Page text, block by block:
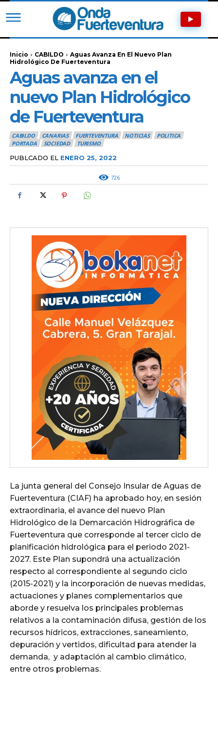
Inicio CABILDO
Aguas Avanza En El Nuevo Plan
Hidrológico De Fuerteventura
Aguas avanza en el
nuevo Plan Hidrológico
de Fuerteventura
CABILDO CANARIAS FUERTEVENTURA NOTICIAS
POLITICA
PORTADA
SOCIEDAD TURISMO
PUBLCADO EL ENERO 25, 2022
726
La junta general del Consejo Insular de Aguas de
Fuerteventura (CIAF) ha aprobado hoy, en sesión
extraordinaria, el avance del nuevo Plan
Hidrológico de la Demarcación Hidrográfica de
Fuerteventura que corresponde al tercer ciclo de
planificación hidrológica para el periodo 2021-
2027. Este Plan supondrá una actualización
respecto al correspondiente al segundo ciclo
(2015-2021) y la incorporación de nuevas medidas,
actuaciones y planes complementarios que
aborde y resuelva los principales problemas
relativos a la contaminación difusa, gestión de los
recursos hídricos, extracciones, saneamiento,
depuración y vertidos, dificultad para atender la
demanda, y adaptación al cambio climático,
entre otros problemas.